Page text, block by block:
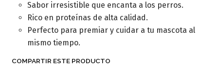
Sabor irresistible que encanta a los perros.
Rico en proteínas de alta calidad.
Perfecto para premiar y cuidar a tu mascota al
mismo tiempo.
COMPARTIR ESTE PRODUCTO